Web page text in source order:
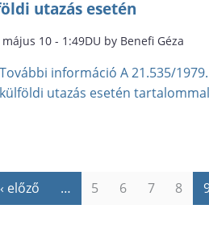
utazás esetén
május 10 - 1:49DU by Benefi Géza
További információ A 21.535/
külföldi utazás esetén
‹ előző … 5 6 7 8